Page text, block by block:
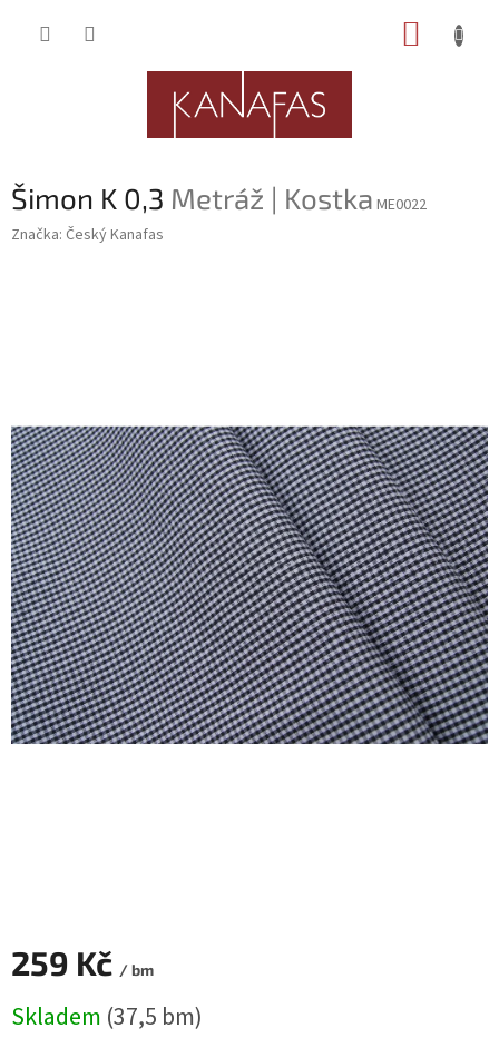
Šimon K 0,3 Metráž | Kostka ME0022
Značka: Český Kanafas
259 Kč / bm
cena:
Skladem (37,5 bm)